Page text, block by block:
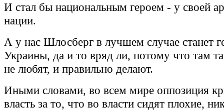
И стал бы национальным героем - у своей
нации.
А у нас Шлосберг в лучшем случае станет
Украины, да и то вряд ли, потому что там
не любят, и правильно делают.
Иными словами, во всем мире оппозиция
власть за то, что во власти сидят плохие,